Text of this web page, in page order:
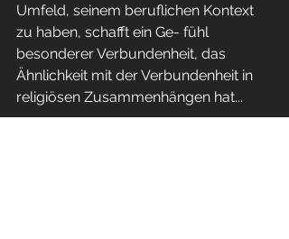
Umfeld, seinem beruflichen Kontext
zu haben, schafft ein Ge- fühl
besonderer Verbundenheit, das
Ähnlichkeit mit der Verbundenheit in
religiösen Zusammenhängen hat...